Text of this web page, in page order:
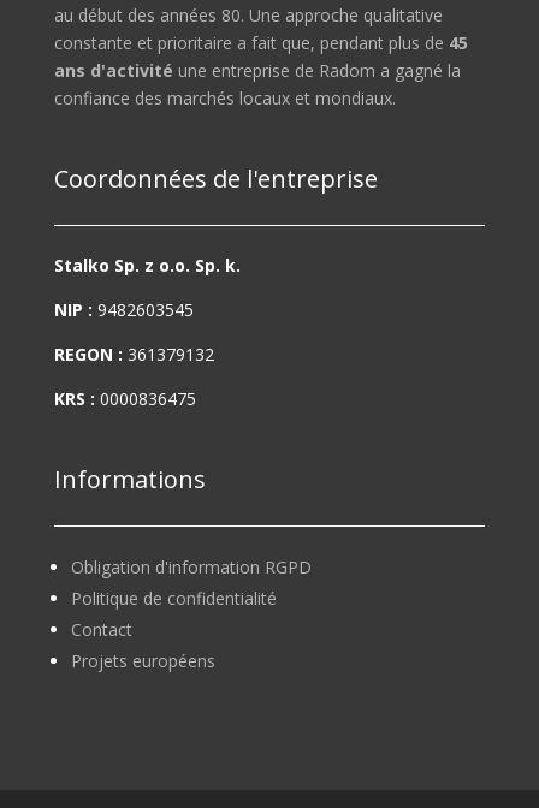
au début des années 80. Une approche qualitative
constante et prioritaire a fait que, pendant plus de 45
ans d'activité une entreprise de Radom a gagné la
confiance des marchés locaux et mondiaux.
Coordonnées de l'entreprise
Stalko Sp. z o.o. Sp. k.
NIP : 9482603545
REGON : 361379132
KRS : 0000836475
Informations
Obligation d'information RGPD
Politique de confidentialité
Contact
Projets européens